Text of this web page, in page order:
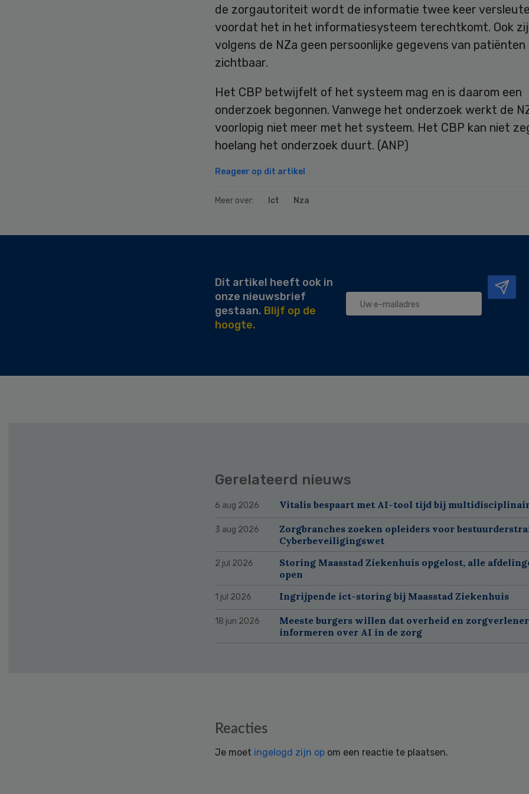
de zorgautoriteit wordt de informatie twee keer
voordat het in het informatiesysteem terechtkomt. Ook
volgens de NZa geen persoonlijke gegevens van patiënten
zichtbaar.
Het CBP betwijfelt of het systeem mag en is daarom een
onderzoek begonnen. Vanwege het onderzoek werkt de
voorlopig niet meer met het systeem. Het CBP kan niet
hoelang het onderzoek duurt. (ANP)
Reageer op dit artikel
Meer over: Ict Nza
Dit artikel heeft ook in
onze nieuwsbrief
gestaan. Blijf op de
hoogte.
Gerelateerd nieuws
6 aug 2026 Vitalis bespaart met AI-tool tijd bij
3 aug 2026
Zorgbranches zoeken opleiders voor
Cyberbeveiligingswet
2 jul 2026
Storing Maasstad Ziekenhuis opgelost, alle
open
1 jul 2026 Ingrijpende ict-storing bij Maasstad Ziekenhuis
18 jun 2026
Meeste burgers willen dat overheid en
informeren over AI in de zorg
Reacties
Je moet ingelogd zijn op om een reactie te plaatsen.